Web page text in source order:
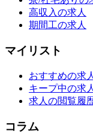
高収入の求人
期間工の求人
マイリスト
おすすめの求人
キープ中の求人
求人の閲覧履
コラム